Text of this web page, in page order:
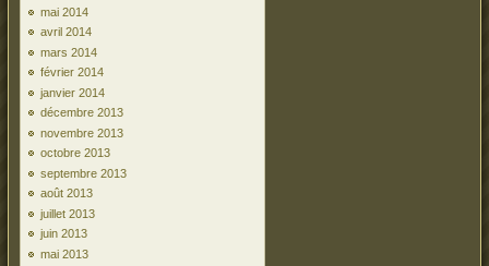
mai 2014
avril 2014
mars 2014
février 2014
janvier 2014
décembre 2013
novembre 2013
octobre 2013
septembre 2013
août 2013
juillet 2013
juin 2013
mai 2013